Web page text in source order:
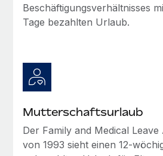
Beschäftigungsverhältnisses
Tage bezahlten Urlaub.
Mutterschaftsurlaub
Der Family and Medical Leave
von 1993 sieht einen 12-